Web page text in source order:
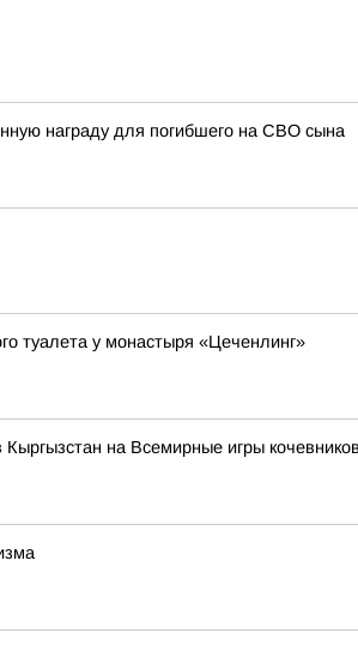
награду для погибшего на СВО сына
туалета у монастыря «Цеченлинг»
на Всемирные игры кочевников